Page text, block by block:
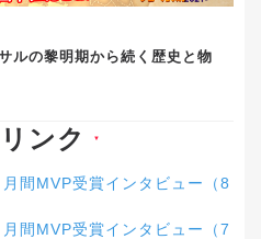
ルの黎明期から続く歴史と物
ンク ▼
間MVP受賞インタビュー（8
間MVP受賞インタビュー（7